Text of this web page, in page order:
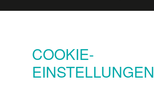
Warenkorb
COOKIE-
EINSTELLUNGEN